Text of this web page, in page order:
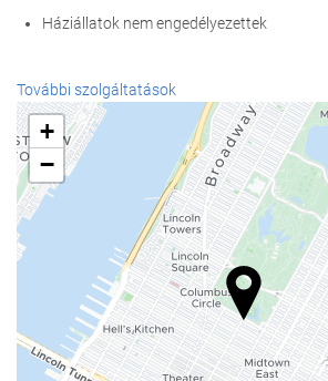
Háziállatok nem engedélyezettek
Étel és ital
À la carte étterem
kávézó a helyszínen
Recepció szolgáltatások
24 órás recepció
poggyászmegőrzés
További szolgáltatások
+
−